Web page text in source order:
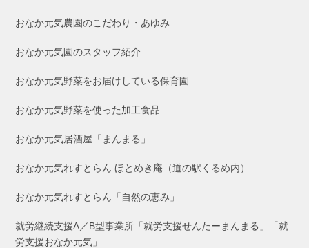
おなか元気農園のこだわり・あゆみ
おなか元気園のスタッフ紹介
おなか元気野菜をお届けしている保育園
おなか元気野菜を使った加工食品
おなか元気居酒屋「まんまる」
おなか元気れすとらん ほとめき庵（道の駅くるめ内）
おなか元気れすとらん「自然の恵み」
就労継続支援A／B型事業所「就労支援せんたーまんまる」「就
労支援おなか元気」